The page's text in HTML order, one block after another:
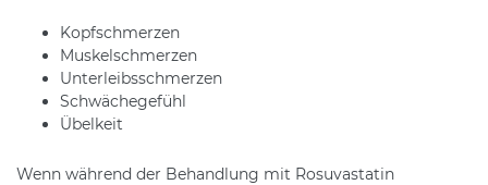
Kopfschmerzen
Muskelschmerzen
Unterleibsschmerzen
Schwächegefühl
Übelkeit
Wenn während der Behandlung mit Rosuvastatin